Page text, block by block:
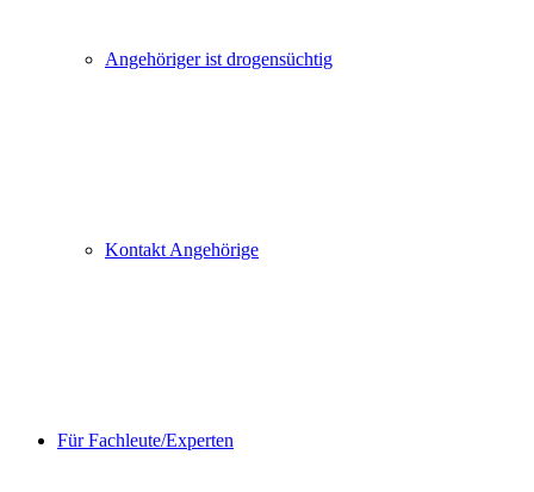
Angehöriger ist drogensüchtig
Kontakt Angehörige
Für Fachleute/Experten